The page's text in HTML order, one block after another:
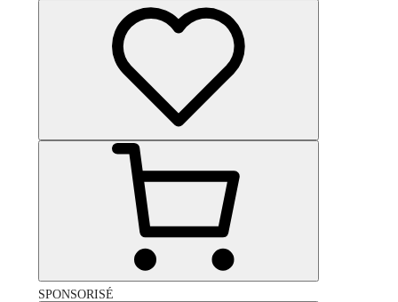
SPONSORISÉ